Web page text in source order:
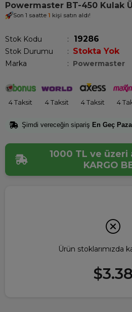
Powermaster BT-450 Kulak
Son 1 saatte 1 kişi satın aldı!
Stok Kodu 19286
Stok Durumu : Stokta Yok
Marka : Powermaster
4 Taksit 4 Taksit 4 Taksit 4
Şimdi vereceğin sipariş En Geç
1000 TL ve üzeri
KARGO
Ürün stoklarımızda
$3.38